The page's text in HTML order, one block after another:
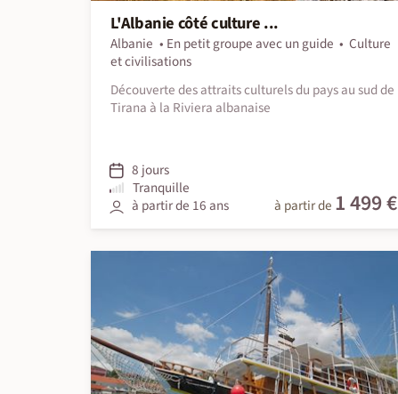
L'Albanie côté culture ...
Albanie En petit groupe avec un guide
Culture
et civilisations
Découverte des attraits culturels du pays au sud de
Tirana à la Riviera albanaise
8 jours
Tranquille
à partir de 16 ans
à partir de 1 499 €